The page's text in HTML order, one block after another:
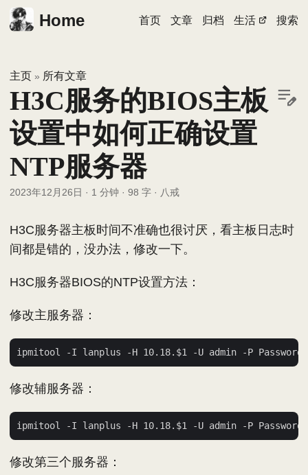
Home 首页 文章 归档 生活 搜索
主页 » 所有文章
H3C服务的BIOS主板
设置中如何正确设置
NTP服务器
2023年12月26日 · 1 分钟 · 98 字 · 八戒
H3C服务器主板时间不准确也很讨厌，看主板日志时
间都是错的，没办法，修改一下。
H3C服务器BIOS的NTP设置方法：
修改主服务器：
修改辅服务器：
修改第三个服务器：